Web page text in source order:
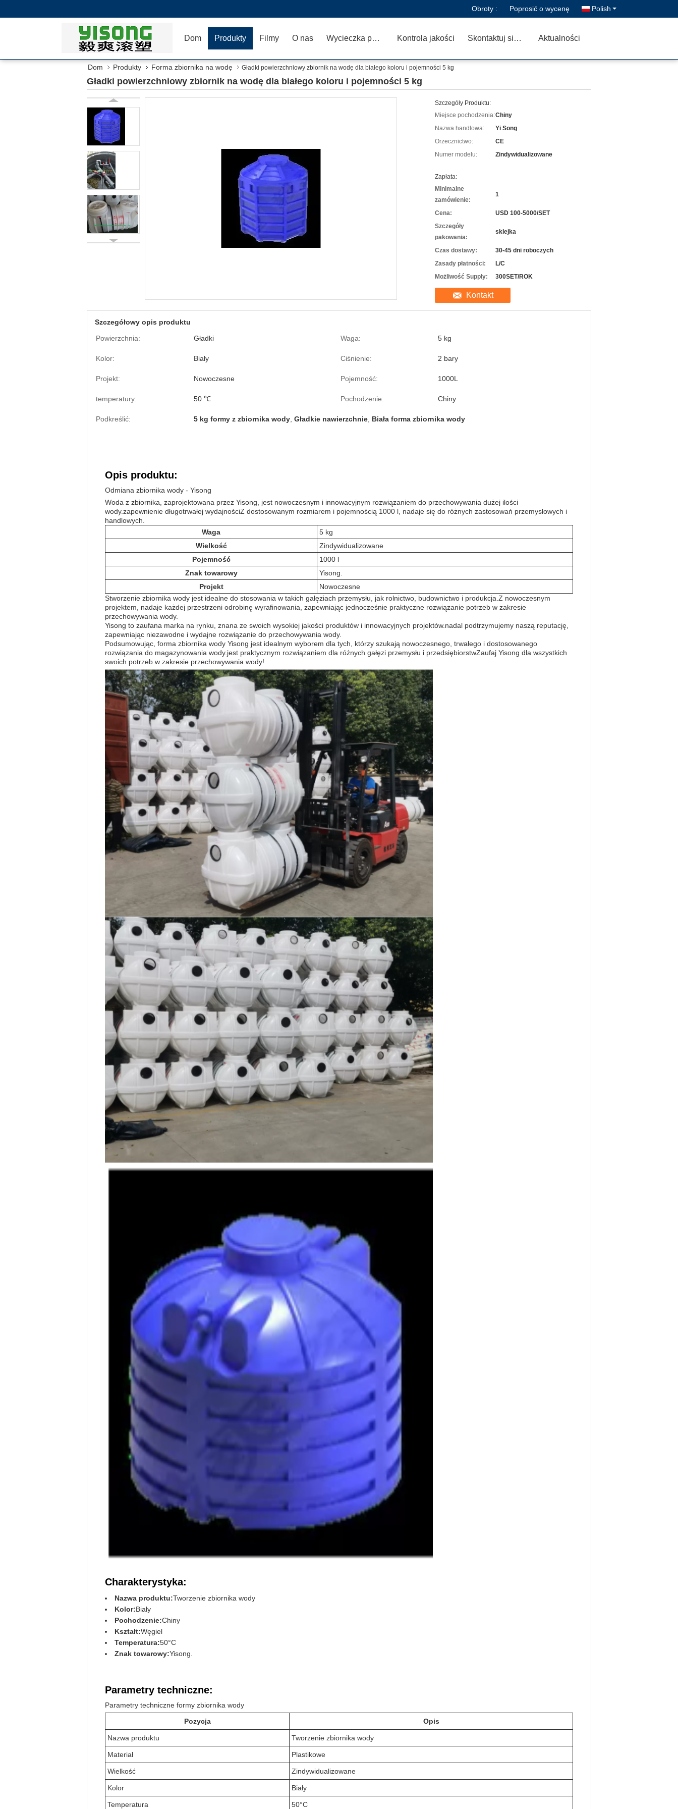
Obroty : Poprosić o wycenę Polish
Dom Produkty Filmy O nas Wycieczka po fabryce Kontrola jakości Skontaktuj się z nami Aktualności
Dom Produkty Forma zbiornika na wodę Gładki powierzchniowy zbiornik na wodę dla białego koloru i pojemności 5 kg
Gładki powierzchniowy zbiornik na wodę dla białego koloru i pojemności 5 kg
Szczegóły Produktu:
Miejsce pochodzenia:Chiny
Nazwa handlowa:
Yi Song
Orzecznictwo:
CE
Numer modelu:
Zindywidualizowane
Zapłata:
Minimalne
zamówienie:
1
Cena:
USD 100-5000/SET
Szczegóły
pakowania:
sklejka
Czas dostawy:
30-45 dni roboczych
Zasady płatności:
L/C
Możliwość Supply:
300SET/ROK
Kontakt
Szczegółowy opis produktu
Powierzchnia:
Gładki Waga: 5 kg
Kolor: Biały Ciśnienie: 2 bary
Projekt: Nowoczesne Pojemność: 1000L
temperatury: 50 ℃ Pochodzenie: Chiny
Podkreślić: 5 kg formy z zbiornika wody Gładkie nawierzchnie Biała forma zbiornika wody
Opis produktu:
Odmiana zbiornika wody - Yisong
Woda z zbiornika, zaprojektowana przez Yisong, jest nowoczesnym i innowacyjnym rozwiązaniem do przechowywania dużej ilości
wody.zapewnienie długotrwałej wydajnościZ dostosowanym rozmiarem i pojemnością 1000 l, nadaje się do różnych zastosowań przemysłowych i
handlowych.
Waga
5 kg
Wielkość
Zindywidualizowane
Pojemność
1000 l
Znak towarowy
Yisong.
Projekt
Nowoczesne
Stworzenie zbiornika wody jest idealne do stosowania w takich gałęziach przemysłu, jak rolnictwo, budownictwo i produkcja.Z nowoczesnym
projektem, nadaje każdej przestrzeni odrobinę wyrafinowania, zapewniając jednocześnie praktyczne rozwiązanie potrzeb w zakresie
przechowywania wody.
Yisong to zaufana marka na rynku, znana ze swoich wysokiej jakości produktów i innowacyjnych projektów.nadal podtrzymujemy naszą reputację,
zapewniając niezawodne i wydajne rozwiązanie do przechowywania wody.
Podsumowując, forma zbiornika wody Yisong jest idealnym wyborem dla tych, którzy szukają nowoczesnego, trwałego i dostosowanego
rozwiązania do magazynowania wody.jest praktycznym rozwiązaniem dla różnych gałęzi przemysłu i przedsiębiorstwZaufaj Yisong dla wszystkich
swoich potrzeb w zakresie przechowywania wody!
Charakterystyka:
Nazwa produktu:Tworzenie zbiornika wody
Kolor:Biały
Pochodzenie:Chiny
Kształt:Węgiel
Temperatura:50°C
Znak towarowy:Yisong.
Parametry techniczne:
Parametry techniczne formy zbiornika wody
Pozycja
Opis
Nazwa produktu Tworzenie zbiornika wody
Materiał Plastikowe
Wielkość Zindywidualizowane
Kolor Biały
Temperatura 50°C